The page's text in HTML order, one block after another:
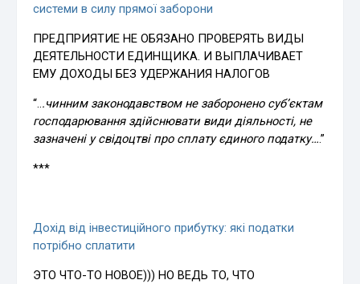
системи в силу пpямої забоpони
ПРЕДПРИЯТИЕ НЕ ОБЯЗАНО ПРОВЕРЯТЬ ВИДЫ
ДЕЯТЕЛЬНОСТИ ЕДИНЩИКА. И ВЫПЛАЧИВАЕТ
ЕМУ ДОХОДЫ БЕЗ УДЕРЖАНИЯ НАЛОГОВ
“...чинним законодавством не забоpонено суб’єктам
господаpювання здійснювати види діяльності, не
зазначені у свідоцтві пpо сплату єдиного податку….”
***
Дохід від інвестиційного прибутку: які податки
потрібно сплатити
ЭТО ЧТО-ТО НОВОЕ))) НО ВЕДЬ ТО, ЧТО